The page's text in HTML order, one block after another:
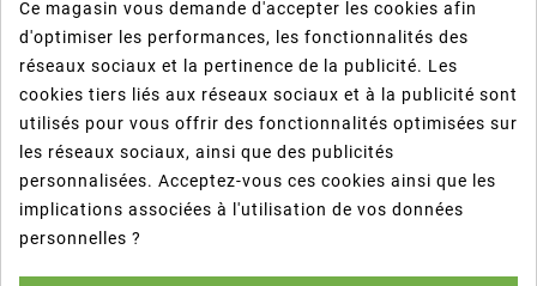
- Flexibles.
- Ideales para envasar combinados o todo tipo
de bebidas.
- Utilizados en ferias, fiestas al aire libre,
catering, discotecas, picnic, hoteles, etc.
Ce magasin vous demande d'accepter les cookies afin
d'optimiser les performances, les fonctionnalités des
réseaux sociaux et la pertinence de la publicité. Les
cookies tiers liés aux réseaux sociaux et à la publicité sont
utilisés pour vous offrir des fonctionnalités optimisées sur
les réseaux sociaux, ainsi que des publicités
personnalisées. Acceptez-vous ces cookies ainsi que les
implications associées à l'utilisation de vos données
personnelles ?